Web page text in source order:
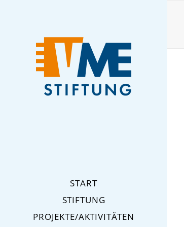
START
STIFTUNG
PROJEKTE/AKTIVITÄTEN